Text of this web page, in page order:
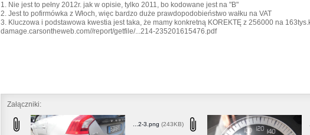
1. Nie jest to pełny 2012r. jak w opisie, tylko 2011, bo kodowane jest na "B"
2. Jest to pofirmówka z Włoch, więc bardzo duże prawdopodobieństwo wałku na VAT
3. Kluczowa i podstawowa kwestia jest taka, że mamy konkretną KOREKTĘ z 256000 na
damage.carsontheweb.com//report/getfile/...214-235201615476.pdf
Załączniki:
...2-3.png (243KB)